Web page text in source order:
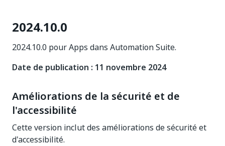
2024.10.0
2024.10.0 pour Apps dans Automation Suite.
Date de publication : 11 novembre 2024
Améliorations de la sécurité et de
l'accessibilité
Cette version inclut des améliorations de sécurité et
d'accessibilité.